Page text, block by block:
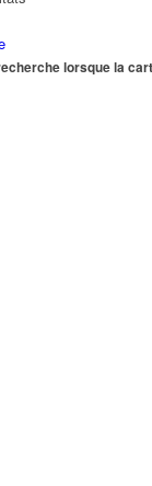
lorsque la